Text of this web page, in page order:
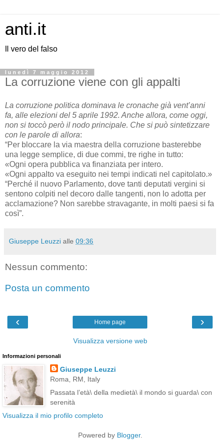
anti.it
Il vero del falso
lunedì 7 maggio 2012
La corruzione viene con gli appalti
La corruzione politica dominava le cronache già vent’anni
fa, alle elezioni del 5 aprile 1992. Anche allora, come oggi,
non si toccò però il nodo principale. Che si può sintetizzare
con le parole di allora:
“Per bloccare la via maestra della corruzione basterebbe
una legge semplice, di due commi, tre righe in tutto:
«Ogni opera pubblica va finanziata per intero.
«Ogni appalto va eseguito nei tempi indicati nel capitolato.»
“Perché il nuovo Parlamento, dove tanti deputati vergini si
sentono colpiti nel decoro dalle tangenti, non lo adotta per
acclamazione? Non sarebbe stravagante, in molti paesi si fa
così”.
Giuseppe Leuzzi alle 09:36
Nessun commento:
Posta un commento
‹ ›
Home page
Visualizza versione web
Informazioni personali
Giuseppe Leuzzi
Roma, RM, Italy
Passata l’età\ della medietà\ il mondo si guarda\ con
serenità
Visualizza il mio profilo completo
Powered by Blogger.